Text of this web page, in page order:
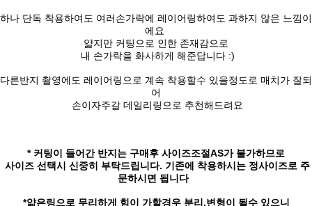
하나 단독 착용하여도 여러손가락에 레이어링하여도 과하지 않은 느낌이
에요
얇지만 커팅으로 인한 존재감으로
내 손가락을 화사하게 해준답니다 :)
다른반지 촬영에도 레이어링으로 계속 착용할수 있을정도로 매치가 잘되
어
손이자주갈 데일리링으로 추천해드려요
* 커팅이 들어간 반지는 구매후 사이즈조절AS가 불가하므로
사이즈 선택시 신중히 부탁드립니다. 기존에 착용하시는 정사이즈로 주
문하시면 됩니다
*얇은링으로 무리하게 힘이 가할경우 분리,변형이 될수 있으니